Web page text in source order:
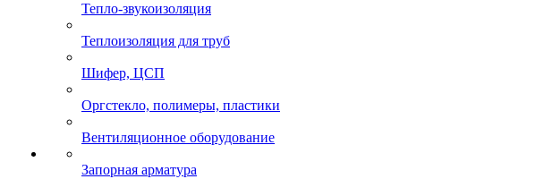
Тепло-звукоизоляция
Теплоизоляция для труб
Шифер, ЦСП
Оргстекло, полимеры, пластики
Вентиляционное оборудование
Запорная арматура